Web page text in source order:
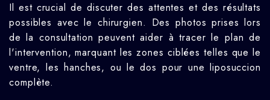
Il est crucial de discuter des attentes et des résultats
possibles avec le chirurgien. Des photos prises lors
de la consultation peuvent aider à tracer le plan de
l'intervention, marquant les zones ciblées telles que le
ventre, les hanches, ou le dos pour une liposuccion
complète.